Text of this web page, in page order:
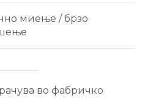
миење / брзо
во фабричко